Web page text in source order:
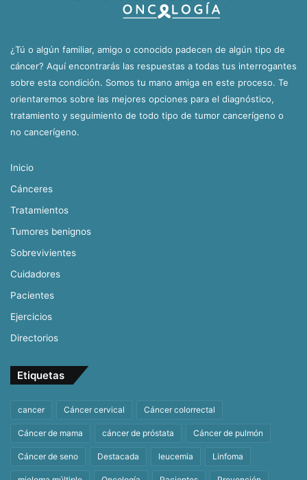
¿Tú o algún familiar, amigo o conocido padecen de algún tipo de
cáncer? Aquí encontrarás las respuestas a todas tus interrogantes
sobre esta condición. Somos tu mano amiga en este proceso. Te
orientaremos sobre las mejores opciones para el diagnóstico,
tratamiento y seguimiento de todo tipo de tumor cancerígeno o
no cancerígeno.
Inicio
Cánceres
Tratamientos
Tumores benignos
Sobrevivientes
Cuidadores
Pacientes
Ejercicios
Directorios
Etiquetas
cancer Cáncer cervical Cáncer colorrectal
Cáncer de mama cáncer de próstata Cáncer de pulmón
Cáncer de seno Destacada leucemia Linfoma